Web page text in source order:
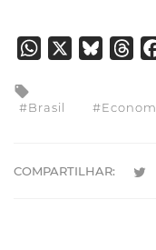
WhatsApp Bluesky
Brasil
COMPARTILHAR: